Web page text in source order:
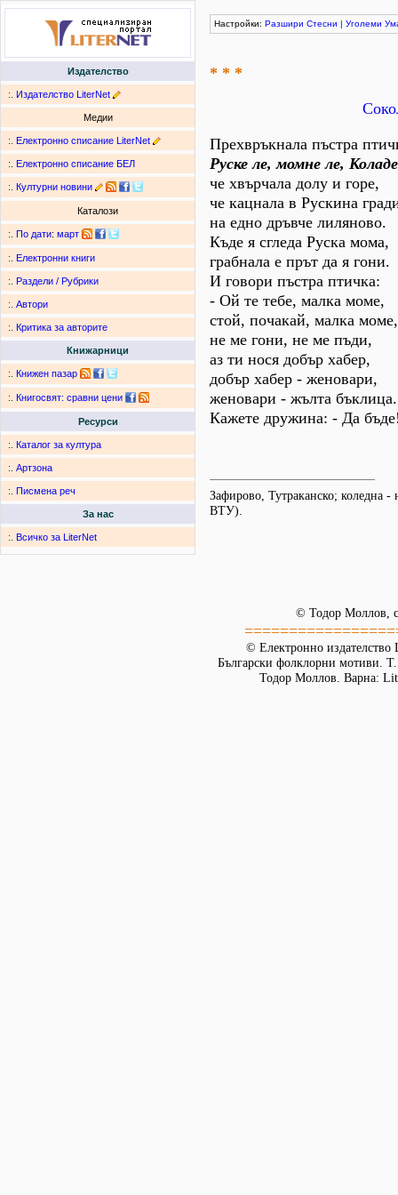
Издателство
:. Издателство LiterNet
Медии
:. Електронно списание LiterNet
:. Електронно списание БЕЛ
:. Културни новини
Каталози
:. По дати: март
:. Електронни книги
:. Раздели / Рубрики
:. Автори
:. Критика за авторите
Книжарници
:. Книжен пазар
:. Книгосвят: сравни цени
Ресурси
:. Каталог за култура
:. Артзона
:. Писмена реч
За нас
:. Всичко за LiterNet
Настройки: Разшири Стесни | Уголеми
* * *
Прехвръкнала пъстра
Руске ле, момне ле,
че хвърчала долу и горе,
че кацнала в Рускина
на едно дръвче лиляново.
Къде я сгледа Руска мома,
грабнала е прът да я гони.
И говори пъстра птичка:
- Ой те тебе, малка моме,
стой, почакай, малка моме,
не ме гони, не ме пъди,
аз ти нося добър хабер,
добър хабер - женовари,
женовари - жълта бъклица.
Кажете дружина: - Да
Зафирово, Тутраканско; коледна
ВТУ).
© Тодор Моллов,
© Електронно издателство
Български фолклорни мотиви.
Тодор Моллов. Варна: